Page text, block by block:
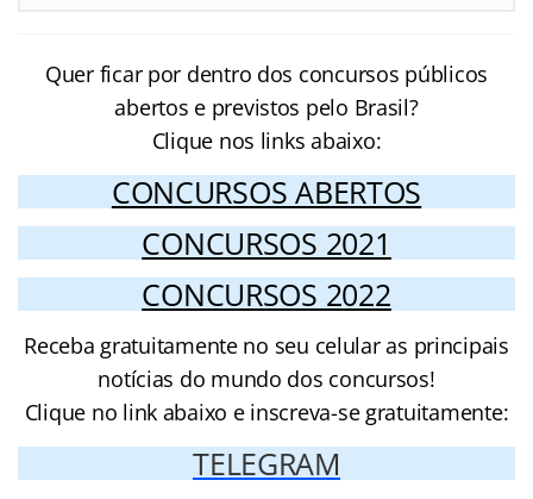
Quer ficar por dentro dos concursos públicos
abertos e previstos pelo Brasil?
Clique nos links abaixo:
CONCURSOS ABERTOS
CONCURSOS 2021
CONCURSOS 2022
Receba gratuitamente no seu celular as principais
notícias do mundo dos concursos!
Clique no link abaixo e inscreva-se gratuitamente:
TELEGRAM